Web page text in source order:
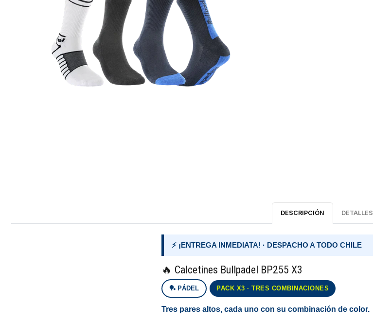
DESCRIPCIÓN DETALLES
⚡ ¡ENTREGA INMEDIATA! · DESPACHO A TODO CHILE
🔥 Calcetines Bullpadel BP255 X3
🏓 PÁDEL PACK X3 · TRES COMBINACIONES
Tres pares altos, cada uno con su combinación de color.